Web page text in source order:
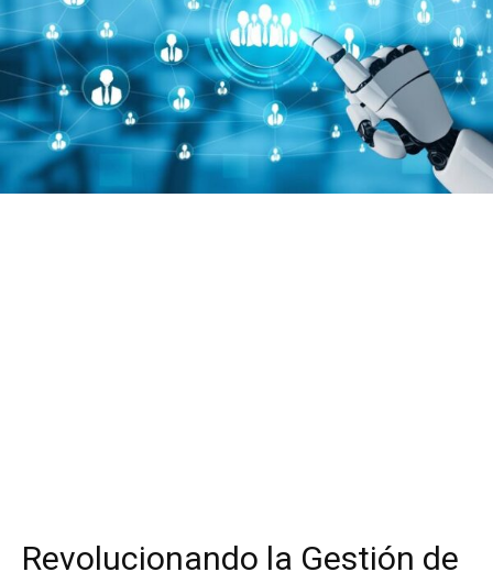
Revolucionando la Gestión de